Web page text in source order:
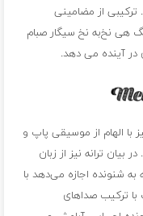
ترکیبی از مضامینی
هی نخ‌به نخ سیگار صبام
در آینده می دهد.
با الهام از موسیقی پاپ و
ترانه نیز از زبان
شنونده اجازه می‌دهد با
با ترکیب صداهای